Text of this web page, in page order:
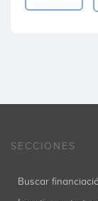
SECCIONES
Buscar